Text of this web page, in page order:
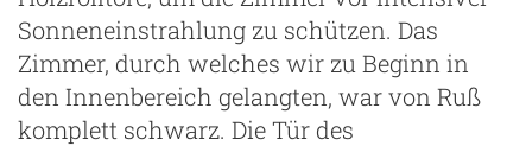
Sonneneinstrahlung zu schützen. Das
Zimmer, durch welches wir zu Beginn in
den Innenbereich gelangten, war von Ruß
komplett schwarz. Die Tür des